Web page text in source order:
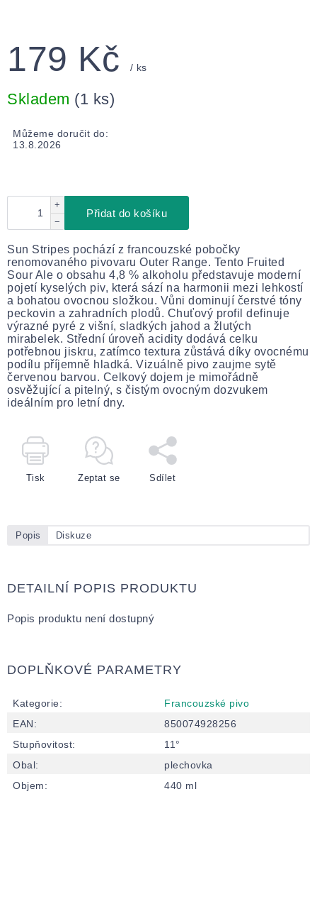
179 Kč / ks
cena:
Skladem (1 ks)
Můžeme doručit do:
13.8.2026
+
−
Přidat do košíku
Sun Stripes pochází z francouzské pobočky
renomovaného pivovaru Outer Range. Tento Fruited
Sour Ale o obsahu 4,8 % alkoholu představuje moderní
pojetí kyselých piv, která sází na harmonii mezi lehkostí
a bohatou ovocnou složkou. Vůni dominují čerstvé tóny
peckovin a zahradních plodů. Chuťový profil definuje
výrazné pyré z višní, sladkých jahod a žlutých
mirabelek. Střední úroveň acidity dodává celku
potřebnou jiskru, zatímco textura zůstává díky ovocnému
podílu příjemně hladká. Vizuálně pivo zaujme sytě
červenou barvou. Celkový dojem je mimořádně
osvěžující a pitelný, s čistým ovocným dozvukem
ideálním pro letní dny.
Tisk Zeptat se Sdílet
Popis Diskuze
DETAILNÍ POPIS PRODUKTU
Popis produktu není dostupný
DOPLŇKOVÉ PARAMETRY
Kategorie:
Francouzské pivo
EAN:
850074928256
Stupňovitost:
11°
Obal:
plechovka
Objem: 440 ml